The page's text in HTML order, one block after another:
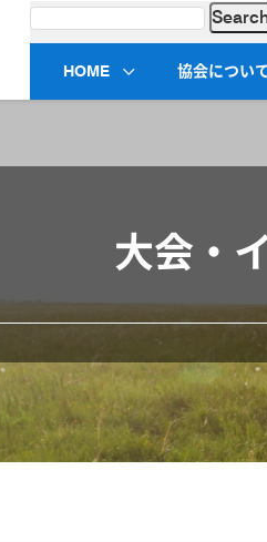
HOME 協会につい
大会・